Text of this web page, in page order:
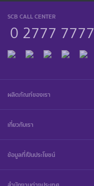
SCB CALL CENTER
0 2777 7777
ผลิตภัณฑ์ของเรา
เกี่ยวกับเรา
ข้อมูลที่เป็นประโยชน์